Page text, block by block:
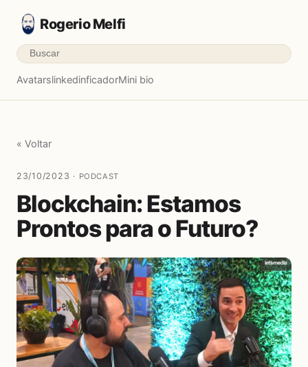
Rogerio Melfi
AvatarslinkedinficadorMini bio
« Voltar
23/10/2023 · PODCAST
Blockchain: Estamos
Prontos para o Futuro?